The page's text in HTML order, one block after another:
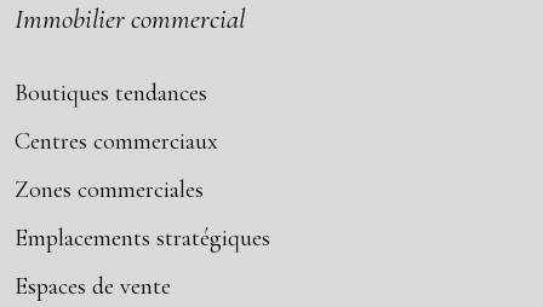
Immobilier commercial
Boutiques tendances
Centres commerciaux
Zones commerciales
Emplacements stratégiques
Espaces de vente